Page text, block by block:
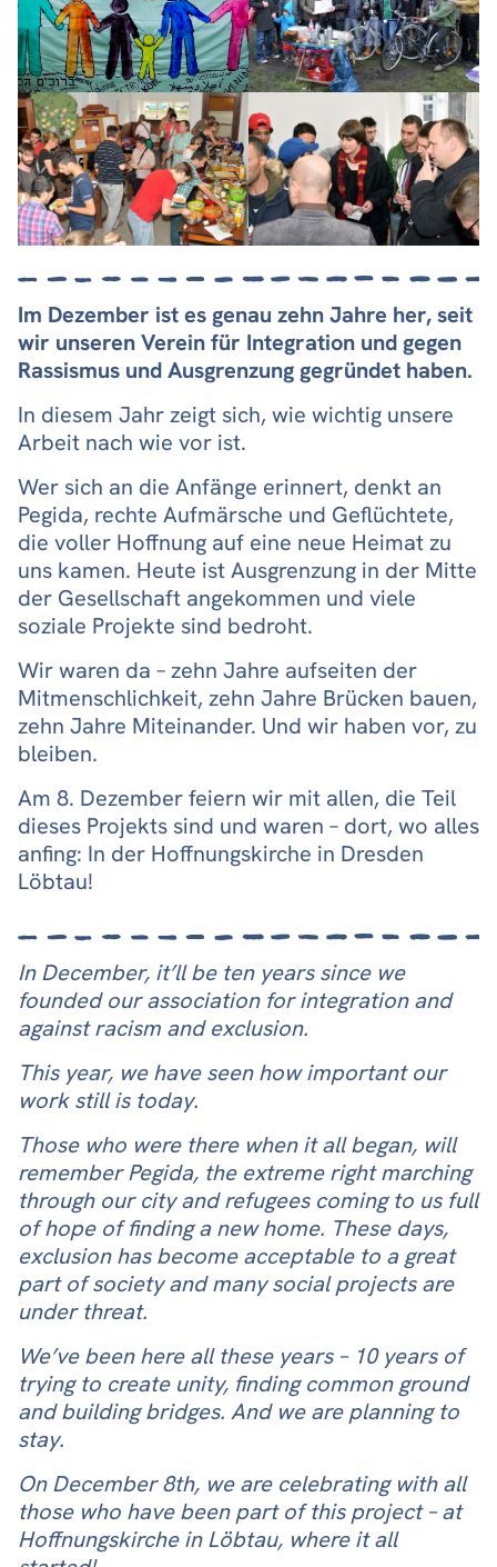
Im Dezember ist es genau zehn Jahre her,seit
wir unseren Verein für Integration und gegen
Rassismus und Ausgrenzung gegründet haben.
In diesem Jahr zeigt sich, wie wichtig unsere
Arbeit nach wie vor ist.
Wer sich an die Anfänge erinnert, denkt an
Pegida, rechte Aufmärsche und Geflüchtete,
die voller Hoffnung auf eine neue Heimat zu
uns kamen. Heute ist Ausgrenzung in der Mitte
der Gesellschaft angekommen und viele
soziale Projekte sind bedroht.
Wir waren da – zehn Jahre aufseiten der
Mitmenschlichkeit, zehn Jahre Brücken bauen,
zehn Jahre Miteinander. Und wir haben vor, zu
bleiben.
Am 8. Dezember feiern wir mit allen, die Teil
dieses Projekts sind und waren – dort, wo alles
anfing: In der Hoffnungskirche in Dresden
Löbtau!
In December, it’ll be ten years since we
founded our association for integration and
against racism and exclusion.
This year, we have seen how important our
work still is today.
Those who were there when it all began, will
remember Pegida, the extreme right marching
through our city and refugees coming to us full
of hope of finding a new home. These days,
exclusion has become acceptable to a great
part of society and many social projects are
under threat.
We’ve been here all these years – 10 years of
trying to create unity, finding common ground
and building bridges. And we are planning to
stay.
On December 8th, we are celebrating with all
those who have been part of this project – at
Hoffnungskirche in Löbtau, where it all